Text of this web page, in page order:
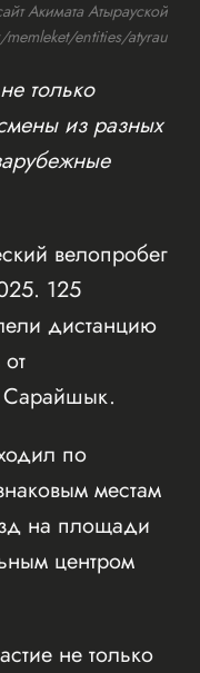
Акимата Атырауской
entities/atyrau
только
из разных
велопробег
125
дистанцию
Сарайшык.
по
местам
на площади
центром
не только